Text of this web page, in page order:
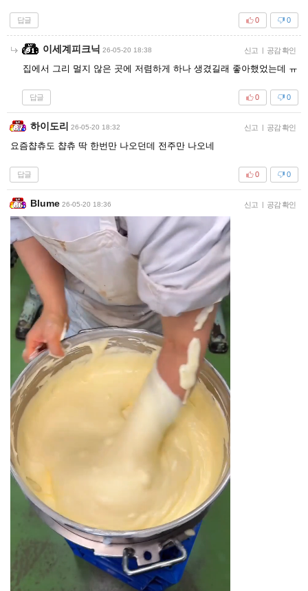
답글 0
0
이세계피크닉 26-05-20 18:38 신고 | 공감 확인
집에서 그리 멀지 않은 곳에 저렴하게 하나 생겼길래 좋아했었는데 ㅠ
답글 0
0
하이도리 26-05-20 18:32 신고 | 공감 확인
요즘챱츄도 챱츄 딱 한번만 나오던데 전주만 나오네
답글 0
0
Blume 26-05-20 18:36 신고 | 공감 확인